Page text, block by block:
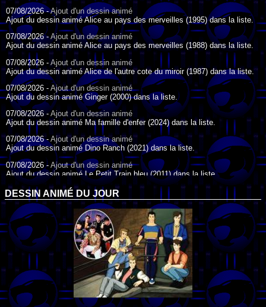
07/08/2026 -Ajout d'un dessin animé
Ajout du dessin animé Alice au pays des merveilles (1995) dans la liste.
07/08/2026 -Ajout d'un dessin animé
Ajout du dessin animé Alice au pays des merveilles (1988) dans la liste.
07/08/2026 - Ajout d'un dessin animé
Ajout du dessin animé Alice de l'autre cote du miroir (1987) dans la liste.
07/08/2026 - Ajout d'un dessin animé
Ajout du dessin animé Ginger (2000) dans la liste.
07/08/2026 -Ajout d'un dessin animé
Ajout du dessin animé Ma famille d'enfer (2024) dans la liste.
07/08/2026 - Ajout d'un dessin animé
Ajout du dessin animé Dino Ranch (2021) dans la liste.
07/08/2026 - Ajout d'un dessin animé
Ajout du dessin animé Le Petit Train bleu (2011) dans la liste.
07/08/2026 - Ajout d'un dessin animé
Ajout du dessin animé Agent Spécial Oso (2009) dans la liste.
17/07/2026 -Ajout d'un dessin animé
Ajout du dessin animé Peter Pan (1988) dans la liste.
17/07/2026 -Ajout d'un dessin animé
Ajout du dessin animé Le Bossu de Notre-Dame (1996) dans la liste.
DESSIN ANIMÉ DU JOUR